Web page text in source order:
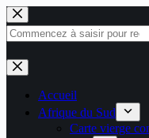
Passer
au
contenu
Aucun
résultat
Accueil
Afrique du Sud
Carte vierge